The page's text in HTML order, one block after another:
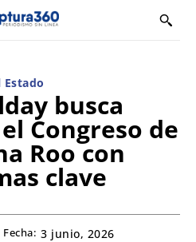
Estado
busca
Congreso de
Roo con
clave
Fecha: 3 junio, 2026